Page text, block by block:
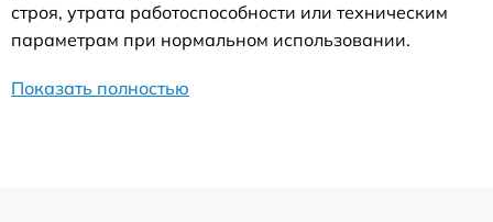
строя, утрата работоспособности или техническим
параметрам при нормальном использовании.
Показать полностью